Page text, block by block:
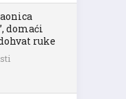
domaći
ruke